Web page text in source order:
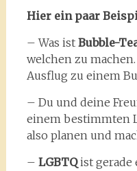
Hier ein paar
– Was ist Bubble-
welchen zu
Ausflug zu einem
– Du und deine
einem bestimmten
also planen und
– LGBTQist gerade